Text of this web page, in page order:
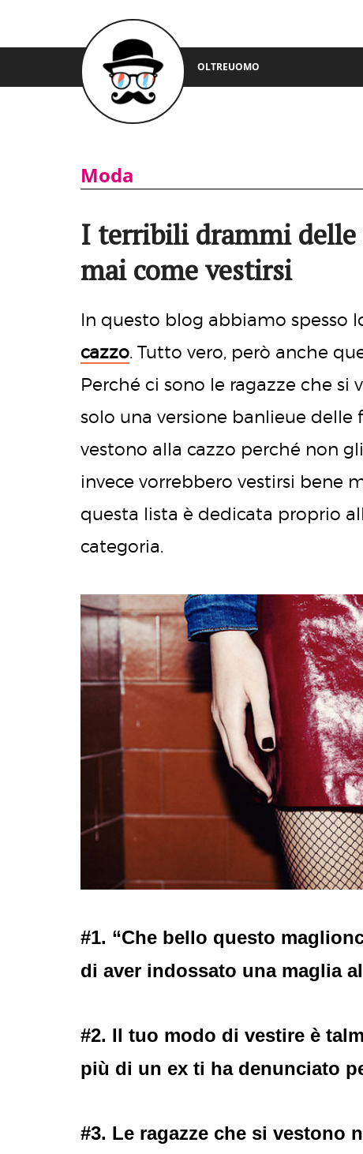
OLTREUOMO
Moda
I terribili drammi delle
mai come vestirsi
In questo blog abbiamo spesso
cazzo. Tutto vero, però anche
Perché ci sono le ragazze che si
solo una versione banlieue delle
vestono alla cazzo perché non
invece vorrebbero vestirsi bene
questa lista è dedicata proprio
categoria.
#1. “Che bello questo
di aver indossato una maglia
#2. Il tuo modo di vestire è
più di un ex ti ha denunciato
#3. Le ragazze che si vestono